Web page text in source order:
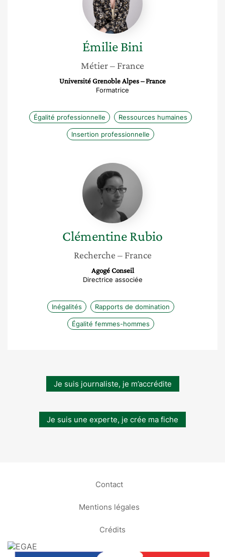
ÉmilieBini
Métier– France
Université Grenoble Alpes – France
Formatrice
Égalité professionnelle Ressources humaines
Insertion professionnelle
Clémentine
Rubio
ClémentineRubio
Recherche – France
Agogé Conseil
Directrice associée
Inégalités Rapports de domination
Égalité femmes-hommes
Je suis journaliste, je m’accrédite
Je suis une experte, je crée ma fiche
Contact
Mentions légales
Crédits